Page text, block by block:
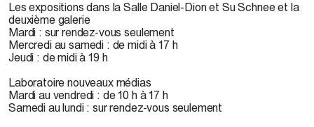
Les expositions dans la Salle Daniel-Dion et Su Schnee et la
deuxième galerie
Mardi : sur rendez-vous seulement
Mercredi au samedi : de midi à 17 h
Jeudi : de midi à 19 h
Laboratoire nouveaux médias
Mardi au vendredi : de 10 h à 17 h
Samedi au lundi : sur rendez-vous seulement